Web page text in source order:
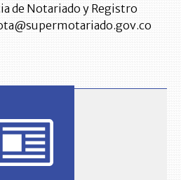
de Notariado y Registro